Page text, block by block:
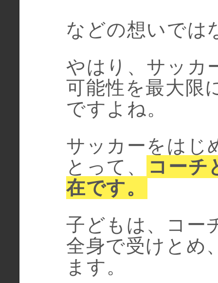
などの想いでは
やはり、サッカ
可能性を最大限
ですよね。
サッカーをはじ
とって、
コーチ
在です。
子どもは、コー
全身で受けとめ
ます。